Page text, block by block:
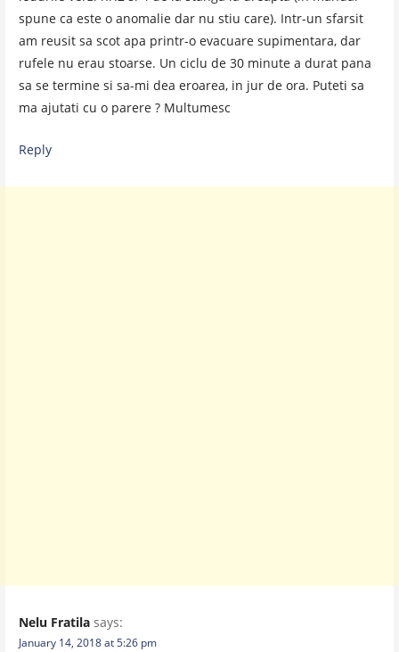
spune ca este o anomalie dar nu stiu care). Intr-un sfarsit
am reusit sa scot apa printr-o evacuare supimentara, dar
rufele nu erau stoarse. Un ciclu de 30 minute a durat pana
sa se termine si sa-mi dea eroarea, in jur de ora. Puteti sa
ma ajutati cu o parere ? Multumesc
Reply
Nelu Fratila says:
January 14, 2018 at 5:26 pm